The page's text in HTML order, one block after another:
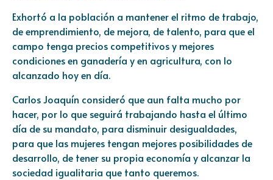
Exhortó a la población a mantener el ritmo de trabajo,
de emprendimiento, de mejora, de talento, para que el
campo tenga precios competitivos y mejores
condiciones en ganadería y en agricultura, con lo
alcanzado hoy en día.
Carlos Joaquín consideró que aun falta mucho por
hacer, por lo que seguirá trabajando hasta el último
día de su mandato, para disminuir desigualdades,
para que las mujeres tengan mejores posibilidades de
desarrollo, de tener su propia economía y alcanzar la
sociedad igualitaria que tanto queremos.